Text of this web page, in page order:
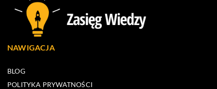
NAWIGACJA
BLOG
POLITYKA PRYWATNOŚCI